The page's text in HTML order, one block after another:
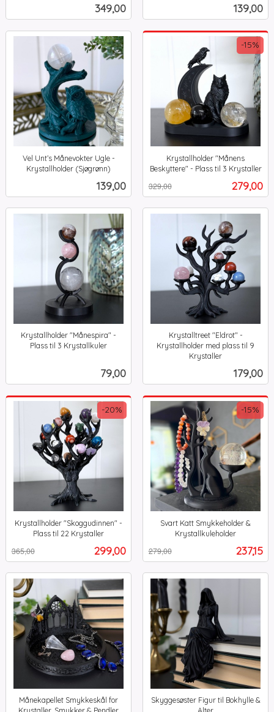
Pris
349,00 Pris
139,00
Vel Unt’s Månevokter Ugle -
Krystallholder (Sjøgrønn)
Pris
139,00
Krystallholder "Månens
Beskyttere" - Plass til 3 Krystaller
Tilbud
279,00
329,00
-15%
mva.
Krystallholder "Månespira" -
Plass til 3 Krystallkuler
Pris
79,00
Krystalltreet "Eldrot" -
Krystallholder med plass til 9
Krystaller
Pris
179,00
Krystallholder "Skoggudinnen" -
Plass til 22 Krystaller
Tilbud
299,00
365,00
-20%
mva.
Svart Katt Smykkeholder &
Krystallkuleholder
Tilbud
237,15
279,00
-15%
mva.
Månekapellet Smykkeskål for
Skyggesøster Figur til Bokhylle &